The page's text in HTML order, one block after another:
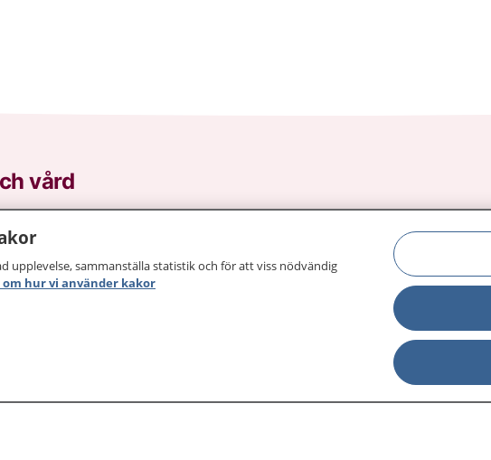
vård
in för att läsa din journal
1177 för
Lättläst svenska
upplevelse, sammanställa statistik och för att viss nödvändig
om hur vi använder kakor